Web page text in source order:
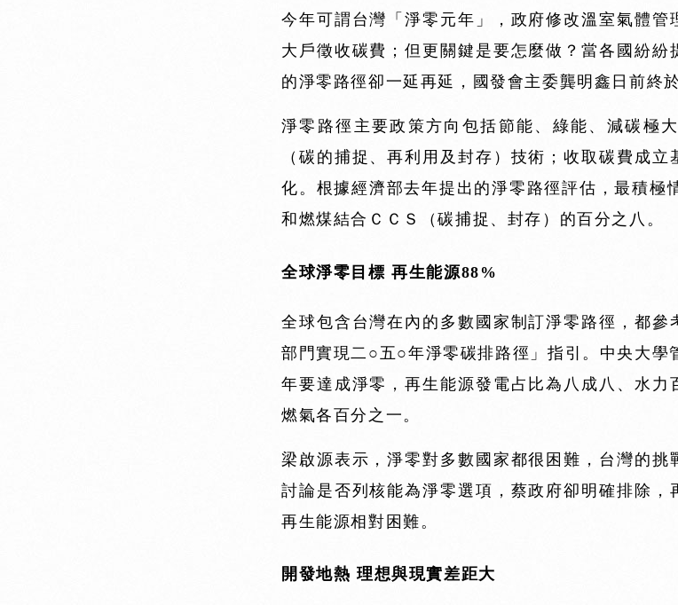
今年可謂台灣「淨零元年」，政府修改溫室氣體
大戶徵收碳費；但更關鍵是要怎麼做？當各國紛
的淨零路徑卻一延再延，國發會主委龔明鑫日前終
淨零路徑主要政策方向包括節能、綠能、減碳極
（碳的捕捉、再利用及封存）技術；收取碳費成
化。根據經濟部去年提出的淨零路徑評估，最積
和燃煤結合ＣＣＳ（碳捕捉、封存）的百分之八。
全球淨零目標 再生能源88%
全球包含台灣在內的多數國家制訂淨零路徑，都
部門實現二○五○年淨零碳排路徑」指引。中央大
年要達成淨零，再生能源發電占比為八成八、水力
燃氣各百分之一。
梁啟源表示，淨零對多數國家都很困難，台灣的
討論是否列核能為淨零選項，蔡政府卻明確排除
再生能源相對困難。
開發地熱 理想與現實差距大